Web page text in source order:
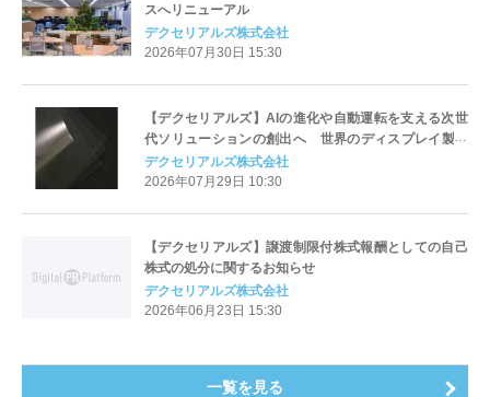
スへリニューアル
デクセリアルズ株式会社
2026年07月30日 15:30
【デクセリアルズ】AIの進化や自動運転を支える次世
代ソリューションの創出へ 世界のディスプレイ製品
を支える3製品が7年連続世界シェアNo.1
デクセリアルズ株式会社
2026年07月29日 10:30
【デクセリアルズ】譲渡制限付株式報酬としての自己
株式の処分に関するお知らせ
デクセリアルズ株式会社
2026年06月23日 15:30
一覧を見る